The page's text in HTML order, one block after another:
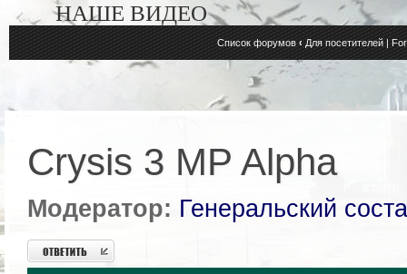
НАШЕ ВИДЕО
Список форумов ‹ Для посетителей |
Crysis 3 MP Alpha
Модератор: Генеральский
Ответить